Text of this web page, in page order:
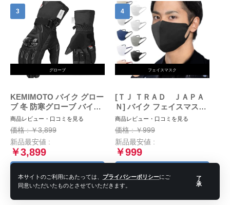
本サイトのご利用にあたっては、 プライバシーポリシーにご
同意いただいたものとさせていただきます。
了
承
グローブ
KEMIMOTO バイク グロー
ブ 冬 防寒グローブ バイク
冬用グローブ オートバイグ
ローブ 春/秋/冬 スマホ対応
裏起毛 防風 風止め クッシ
ョン付き 滑り止め ブラッ
ク L
商品レビュー・口コミを見る
価格 : ￥3,899
新品最安値 :
￥3,899
フェイスマスク
[ＴＪ ＴＲＡＤ ＪＡＰＡ
Ｎ] バイク フェイスマスク
大きめ マスク 日本製 不織
布 (大きめ30枚個包装, ブラ
ック×ブラック)
商品レビュー・口コミを見る
価格 : ￥999
新品最安値 :
￥999